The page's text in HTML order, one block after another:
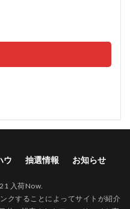
ウ 抽選情報 お知らせ
入荷Now.
クすることによってサイトが紹介